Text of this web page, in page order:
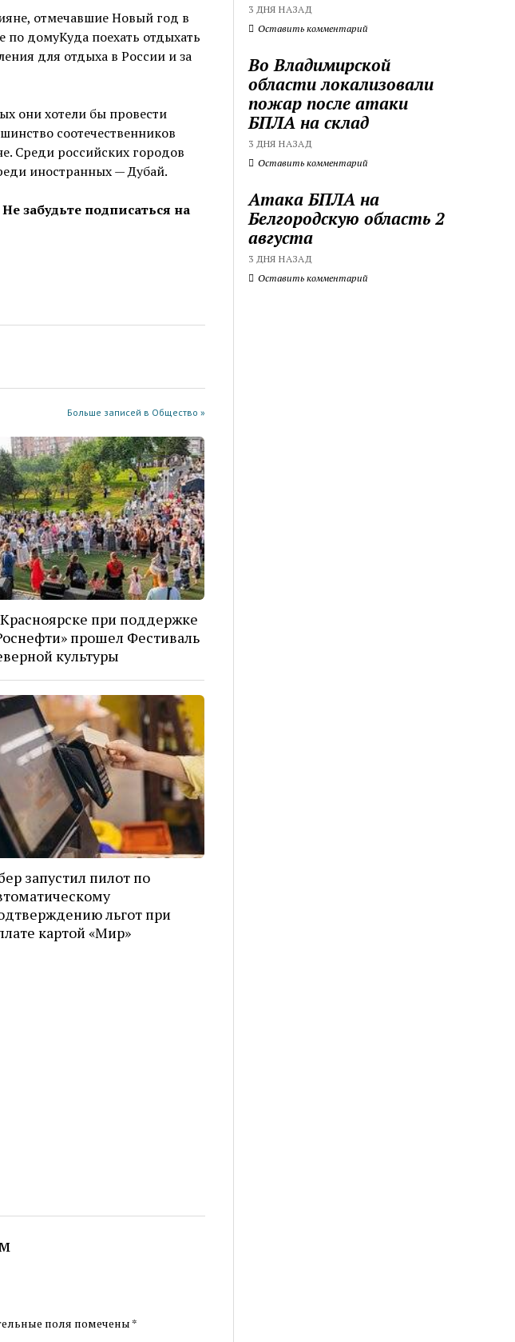
отмечавшие Новый год в
по домуКуда поехать отдыхать
для отдыха в России и за
они хотели бы провести
соотечественников
Среди российских городов
иностранных — Дубай.
забудьте подписаться на
Больше записей в Общество »
при поддержке
прошел Фестиваль
культуры
запустил пилот по
льгот при
картой «Мир»
поля помечены *
3 ДНЯ НАЗАД
Оставить комментарий
Во Владимирской
области локализовали
пожар после атаки
БПЛА на склад
3 ДНЯ НАЗАД
Оставить комментарий
Атака БПЛА на
Белгородскую область 2
августа
3 ДНЯ НАЗАД
Оставить комментарий